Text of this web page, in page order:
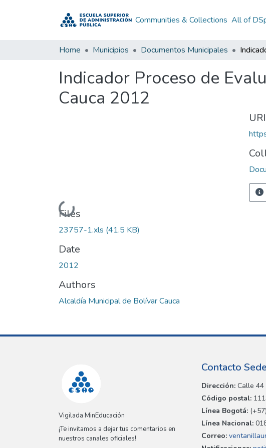
Communities & Collections All of
Home Municipios Documentos Municipales
Indicador Proceso de
Cauca 2012
Loading...
Files
23757-1.xls (41.5 KB)
Date
2012
Authors
Alcaldía Municipal de Bolívar Cauca
URI
Vigilada MinEducación
¡Te invitamos a dejar tus comentarios en
nuestros canales oficiales!
Contacto
Dirección: Calle 44
Código postal:
Línea Bogotá:
Línea Nacional:
Correo: